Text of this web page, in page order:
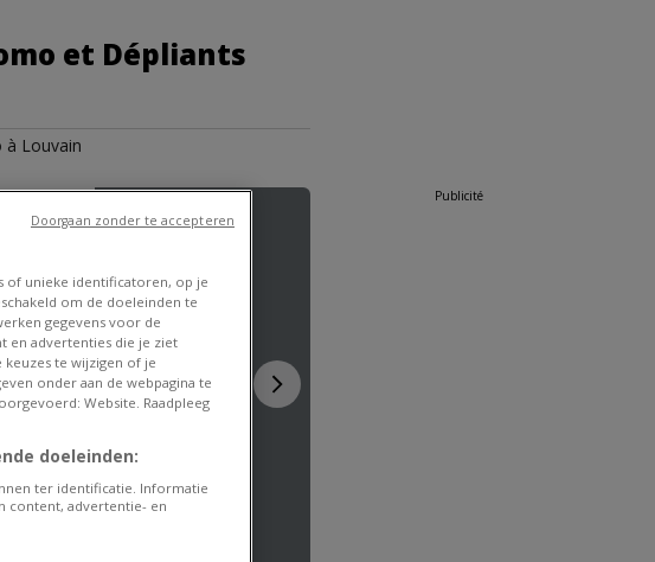
et Dépliants
à Louvain
Publicité
of unieke identificatoren, op je
om de doeleinden te
gegevens voor de
en advertenties die je ziet
te wijzigen of je
onder aan de webpagina te
Website. Raadpleeg
doeleinden:
ter identificatie. Informatie
content, advertentie- en
Doorgaan zonder te accepteren